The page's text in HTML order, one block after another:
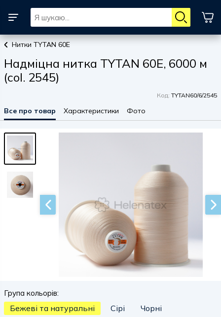
Нитки TYTAN 60E
Надміцна нитка TYTAN 60E, 6000 м
(col. 2545)
Код: TYTAN60/6/2545
Все про товар Характеристики Фото
Група кольорів:
Бежеві та натуральні Сірі
Чорні